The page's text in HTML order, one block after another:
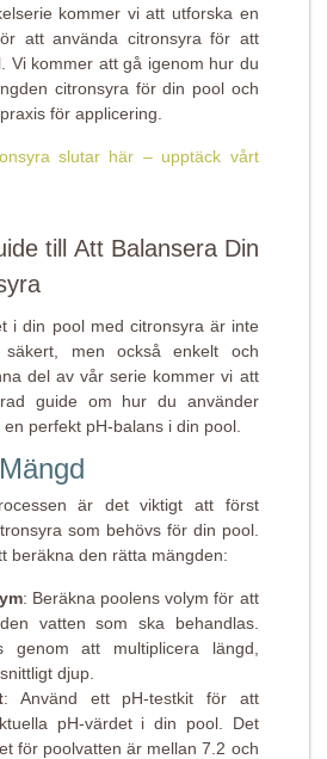
kommer vi att utforska en
att använda citronsyra för att
Vi kommer att gå igenom hur du
citronsyra för din pool och
för applicering.
slutar här – upptäck vårt
till Att Balansera Din
i din pool med citronsyra är inte
säkert, men också enkelt och
del av vår serie kommer vi att
guide om hur du använder
perfekt pH-balans i din pool.
är det viktigt att först
som behövs för din pool.
beräkna den rätta mängden:
: Beräkna poolens volym för att
vatten som ska behandlas.
genom att multiplicera längd,
djup.
: Använd ett pH-testkit för att
pH-värdet i din pool. Det
för poolvatten är mellan 7.2 och